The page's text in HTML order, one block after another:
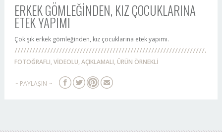
ERKEK GÖMLEĞİNDEN, KIZ ÇOCUKLARINA
ETEK YAPIMI
Çok şık erkek gömleğinden, kız çocuklarına etek yapımı.
FOTOĞRAFLI, VİDEOLU, AÇIKLAMALI, ÜRÜN ÖRNEKLİ
~ PAYLAŞIN ~